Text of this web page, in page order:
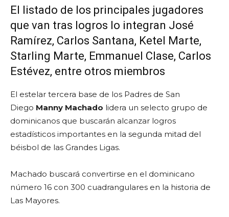
c
e
b
o
o
k
a
ts
A
p
p
ai
l
m
p
ar
ti
r
El listado de los principales jugadores
que van tras logros lo integran José
Ramírez, Carlos Santana, Ketel Marte,
Starling Marte, Emmanuel Clase, Carlos
Estévez, entre otros miembros
El estelar tercera base de los Padres de San
Diego Manny Machado lidera un selecto grupo de
dominicanos que buscarán alcanzar logros
estadísticos importantes en la segunda mitad del
béisbol de las Grandes Ligas.
Machado buscará convertirse en el dominicano
número 16 con 300 cuadrangulares en la historia de
Las Mayores.